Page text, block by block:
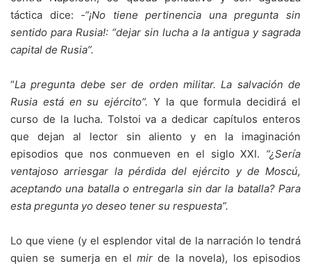
táctica dice: -“¡No tiene pertinencia una pregunta sin
sentido para Rusia!: “dejar sin lucha a la antigua y sagrada
capital de Rusia”.
“La pregunta debe ser de orden militar. La salvación de
Rusia está en su ejército”. Y la que formula decidirá el
curso de la lucha. Tolstoi va a dedicar capítulos enteros
que dejan al lector sin aliento y en la imaginación
episodios que nos conmueven en el siglo XXI. “¿Sería
ventajoso arriesgar la pérdida del ejército y de Moscú,
aceptando una batalla o entregarla sin dar la batalla? Para
esta pregunta yo deseo tener su respuesta”.
Lo que viene (y el esplendor vital de la narración lo tendrá
quien se sumerja en el mirde la novela), los episodios